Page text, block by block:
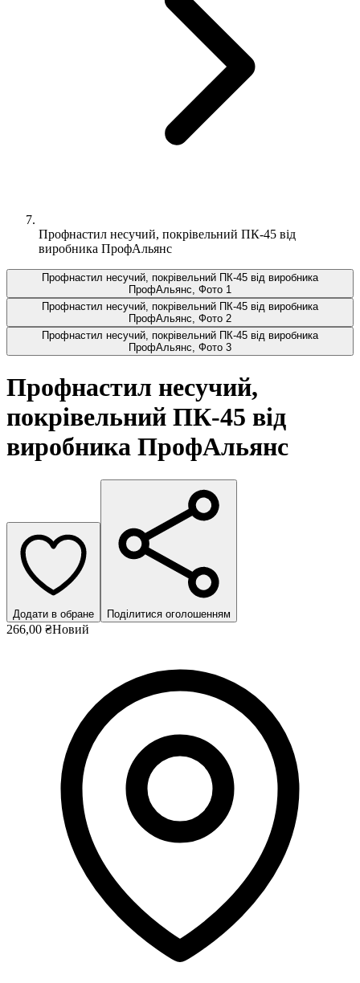
Профнастил несучий, покрівельний ПК-45 від
виробника ПрофАльянс
Профнастил несучий, покрівельний ПК-45 від виробника
ПрофАльянс, Фото 1
Профнастил несучий, покрівельний ПК-45 від виробника
ПрофАльянс, Фото 2
Профнастил несучий, покрівельний ПК-45 від виробника
ПрофАльянс, Фото 3
Профнастил несучий,
покрівельний ПК-45 від
виробника ПрофАльянс
Додати в обране Поділитися оголошенням
266,00 ₴Новий